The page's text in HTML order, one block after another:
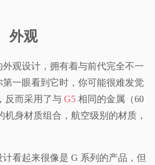
外观
观设计，拥有着与前代完全不一
一眼看到它时，你可能很难发觉
反而采用了与G5 相同的金属（60
机身材质组合，航空级别的材质，
看起来很像是 G 系列的产品，但